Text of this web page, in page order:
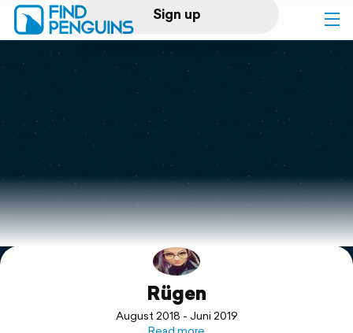
Sign up
Log in
Print a book
Flyover video
Explore
Rügen
August 2018 - Juni 2019